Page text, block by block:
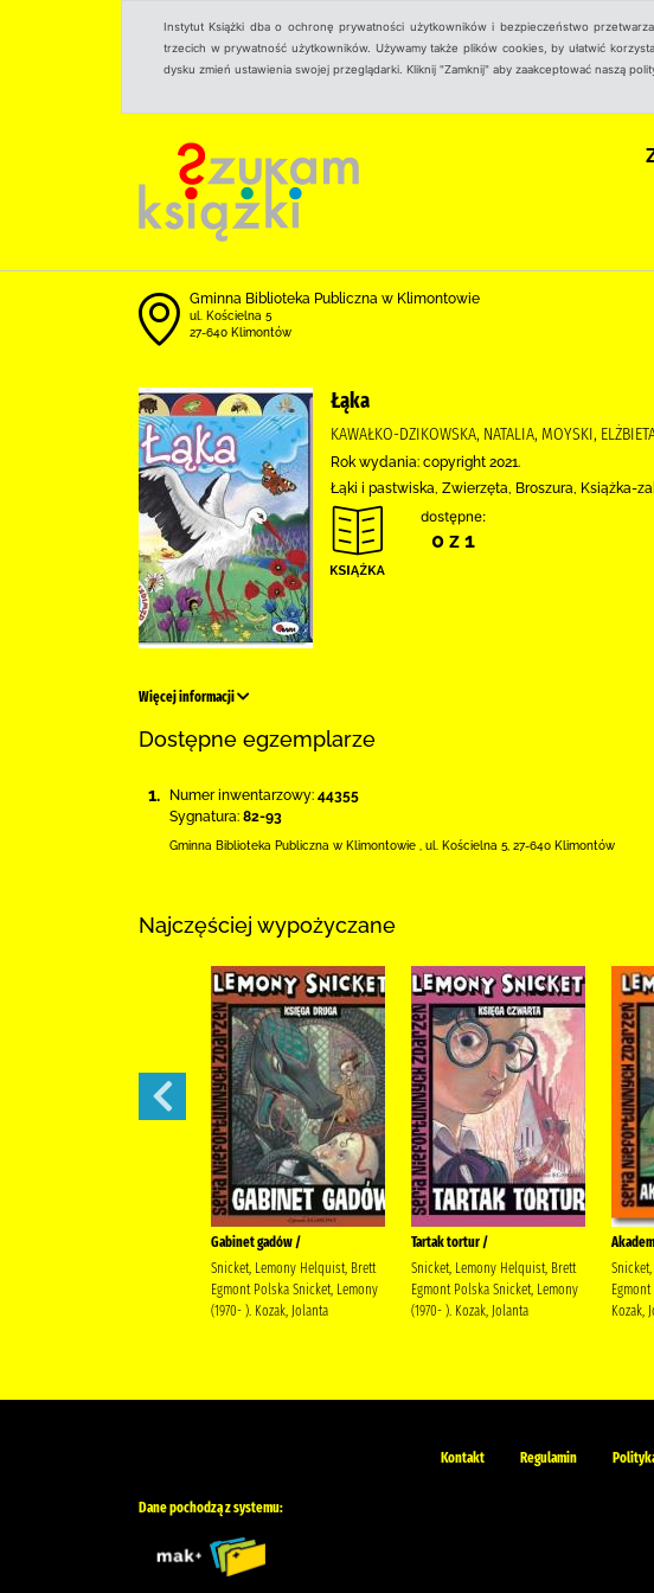
Instytut Książki dba o ochronę prywatności użytkowników i bezpieczeństwo
trzecich w prywatność użytkowników. Używamy także plików cookies, by ułatwić
dysku zmień ustawienia swojej przeglądarki. Kliknij "Zamknij" aby zaakceptować naszą
Gminna Biblioteka Publiczna w Klimontowie
ul. Kościelna 5
27-640 Klimontów
Łąka
KAWAŁKO-DZIKOWSKA, NATALIA, MOYSKI,
Rok wydania: copyright 2021.
Łąki i pastwiska, Zwierzęta, Broszura, Książka-
dostępne:
0 z 1
Więcej informacji
Dostępne egzemplarze
1. Numer inwentarzowy: 44355
Sygnatura: 82-93
Gminna Biblioteka Publiczna w Klimontowie ul. Kościelna 5 27-640 Klimontów
Najczęściej wypożyczane
Gabinet gadów /
Snicket, Lemony Helquist, Brett
Egmont Polska Snicket, Lemony
(1970- ). Kozak, Jolanta
Tartak tortur /
Snicket, Lemony Helquist, Brett
Egmont Polska Snicket, Lemony
(1970- ). Kozak, Jolanta
Kozak,
Kontakt Regulamin
Dane pochodzą z systemu: